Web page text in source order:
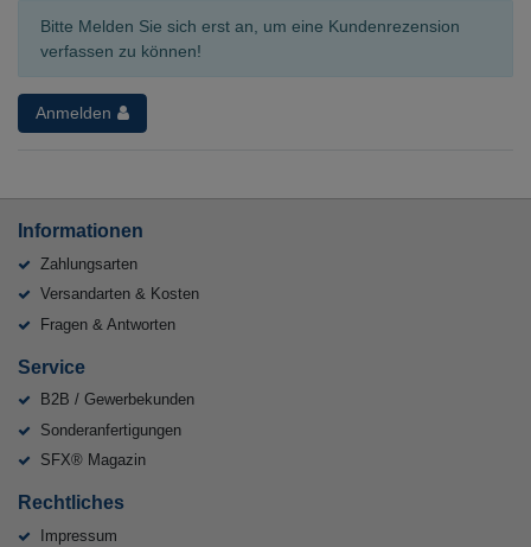
Bitte Melden Sie sich erst an, um eine Kundenrezension
verfassen zu können!
Anmelden
Informationen
Zahlungsarten
Versandarten & Kosten
Fragen & Antworten
Service
B2B / Gewerbekunden
Sonderanfertigungen
SFX® Magazin
Rechtliches
Impressum